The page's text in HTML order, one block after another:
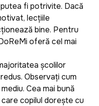
fi potrivite. Dacă
lecțiile
bine. Pentru
oferă cel mai
școlilor
Observați cum
Cea mai bună
copilul dorește cu